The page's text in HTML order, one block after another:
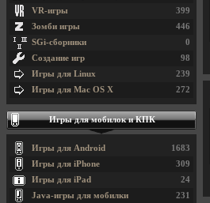
399
VR-игры
446
Зомби игры
0
SGi-сборники
98
Создание игр
239
Игры для Linux
272
Игры для Mac OS X
Игры для мобилок и КПК
1683
Игры для Android
309
Игры для iPhone
24
Игры для iPad
231
Java-игры для мобилки